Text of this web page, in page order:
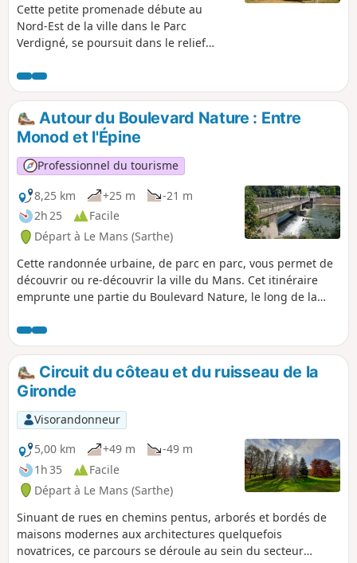
Cette petite promenade débute au
Nord-Est de la ville dans le Parc
Verdigné, se poursuit dans le relief
puis celui du Parc Banjan en passant
par le carrefour ancestral de la Place de
la Croix de Pierre. Elle permet de
parcourir les voies et découvrir les
monuments évoquant l'alimentation en
eau potable de la cité tout en décrivant
l'histoire des lieux parcourus.
Autour du Boulevard Nature : Entre
Monod et l'Épine
Professionnel du tourisme
8,25 km
+25 m
-21 m
2h 25
Facile
Départ à Le Mans (Sarthe)
Cette randonnée urbaine, de parc en parc, vous permet de
découvrir ou re-découvrir la ville du Mans. Cet itinéraire
emprunte une partie du Boulevard Nature, le long de la
l'Épine ainsi que le parc Martin Luther-King avec son cèdre
du Liban.
Circuit du côteau et du ruisseau de la
Gironde
Visorandonneur
5,00 km
+49 m
-49 m
1h 35
Facile
Départ à Le Mans (Sarthe)
Sinuant de rues en chemins pentus, arborés et bordés de
maisons modernes aux architectures quelquefois
novatrices, ce parcours se déroule au sein du secteur